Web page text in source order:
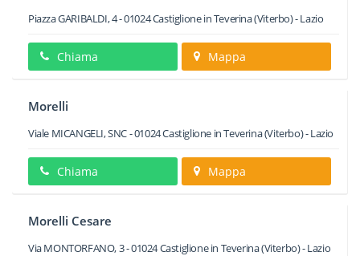
Piazza GARIBALDI, 4-01024Castiglione in Teverina(Viterbo) -Lazio
Chiama Mappa
Morelli
Viale MICANGELI, SNC-01024Castiglione in Teverina(Viterbo) -Lazio
Chiama Mappa
Morelli Cesare
Via MONTORFANO, 3-01024Castiglione in Teverina(Viterbo) -Lazio